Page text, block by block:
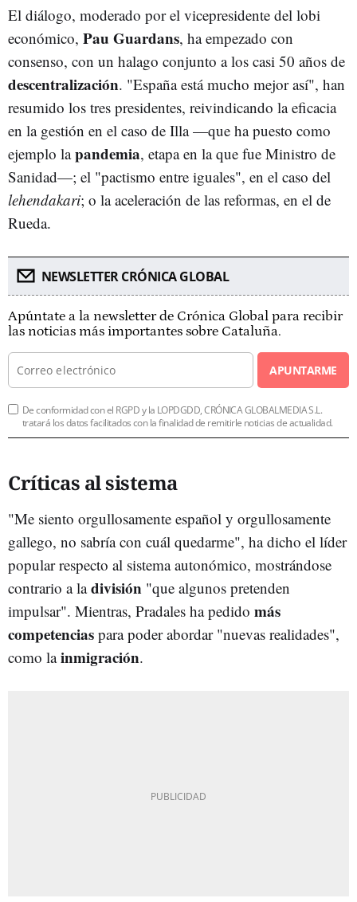
El diálogo, moderado por el vicepresidente del lobi
económico, Pau Guardans, ha empezado con
consenso, con un halago conjunto a los casi 50 años de
descentralización. "España está mucho mejor así", han
resumido los tres presidentes, reivindicando la eficacia
en la gestión en el caso de Illa —que ha puesto como
ejemplo lapandemia, etapa en la que fue Ministro de
Sanidad—; el "pactismo entre iguales", en el caso del
lehendakari; o la aceleración de las reformas, en el de
Rueda.
NEWSLETTER CRÓNICA GLOBAL
Apúntate a la newsletter de Crónica Global para recibir
las noticias más importantes sobre Cataluña.
APUNTARME
De conformidad con el RGPD y la LOPDGDD, CRÓNICA GLOBALMEDIA S.L.
tratará los datos facilitados con la finalidad de remitirle noticias de actualidad.
Críticas al sistema
"Me siento orgullosamente español y orgullosamente
gallego, no sabría con cuál quedarme", ha dicho el líder
popular respecto al sistema autonómico, mostrándose
contrario a ladivisión "que algunos pretenden
impulsar". Mientras, Pradales ha pedido más
competencias para poder abordar "nuevas realidades",
como lainmigración.